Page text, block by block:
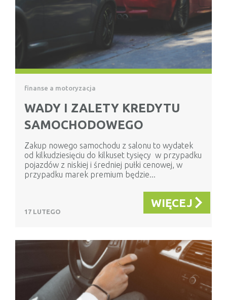
finanse a motoryzacja
WADY I ZALETY KREDYTU
SAMOCHODOWEGO
Zakup nowego samochodu z salonu to wydatek
od kilkudziesięciu do kilkuset tysięcy w przypadku
pojazdów z niskiej i średniej pułki cenowej, w
przypadku marek premium będzie...
17 LUTEGO
WIĘCEJ